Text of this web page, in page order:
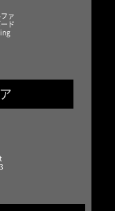
ァ
ド